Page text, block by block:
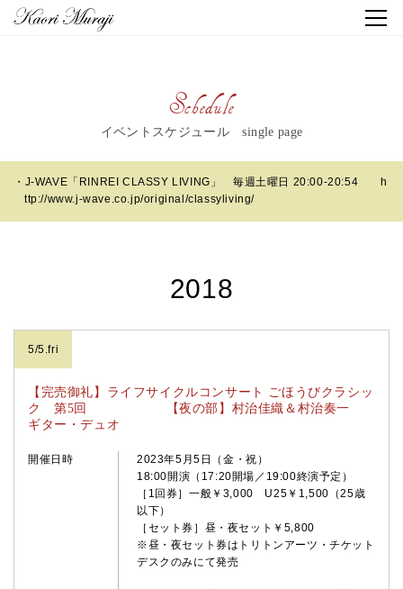
Schedule
イベントスケジュール single page
・J-WAVE「RINREI CLASSY LIVING」 毎週土曜日 20:00-20:54
h
ttp://www.j-wave.co.jp/original/classyliving/
2018
5/5.fri
【完売御礼】ライフサイクルコンサート ごほうびクラシッ
ク 第5回 【夜の部】村治佳織＆村治奏一
ギター・デュオ
開催日時
2023年5月5日（金・祝）
18:00開演（17:20開場／19:00終演予定）
［1回券］一般￥3,000 U25￥1,500（25歳
以下）
［セット券］昼・夜セット￥5,800
※昼・夜セット券はトリトンアーツ・チケット
デスクのみにて発売